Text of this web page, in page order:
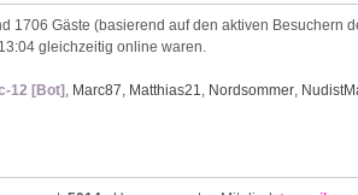
1706 Gäste (basierend auf den aktiven Besuchern
gleichzeitig online waren.
12 [Bot] , Marc87, Matthias21, Nordsommer,